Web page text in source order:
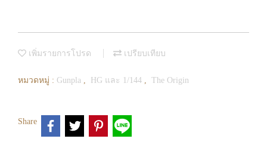
เพิ่มรายการโปรด เปรียบเทียบ
หมวดหมู่ : Gunpla , HG และ 1/144 , The Origin
Share